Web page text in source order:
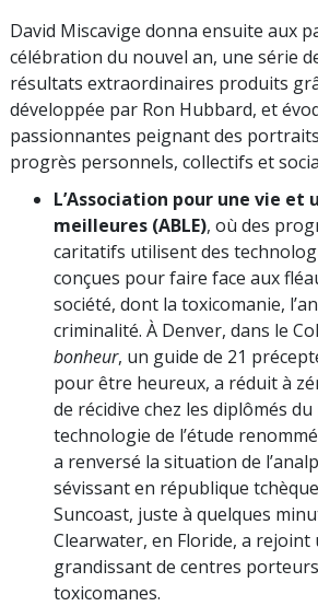
David Miscavige donna ensuite aux
célébration du nouvel an, une série
résultats extraordinaires produits
développée par Ron Hubbard, et
passionnantes peignant des
progrès personnels, collectifs et
L’Association pour une vie et
meilleures (ABLE), où des
caritatifs utilisent des
conçues pour faire face aux
société, dont la toxicomanie,
criminalité. À Denver, dans le
bonheur, un guide de 21
pour être heureux, a réduit à
de récidive chez les diplômés
technologie de l’étude
a renversé la situation de
sévissant en république
Suncoast, juste à quelques
Clearwater, en Floride, a rejoint
grandissant de centres
toxicomanes.